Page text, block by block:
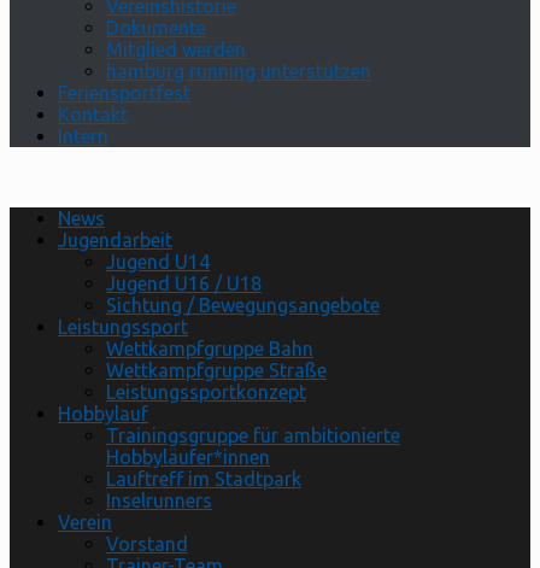
Vereinshistorie
Dokumente
Mitglied werden
hamburg running unterstützen
Feriensportfest
Kontakt
Intern
News
Jugendarbeit
Jugend U14
Jugend U16 / U18
Sichtung / Bewegungsangebote
Leistungssport
Wettkampfgruppe Bahn
Wettkampfgruppe Straße
Leistungssportkonzept
Hobbylauf
Trainingsgruppe für ambitionierte
Hobbyläufer*innen
Lauftreff im Stadtpark
Inselrunners
Verein
Vorstand